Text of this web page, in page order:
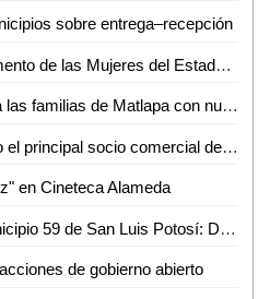
sobre entrega–recepción
Se realiza el cuarto Parlamento de las Mujeres del Estado de San Luis Potosí "Josefa Morales Meza"
Ricardo Gallardo cumple a las familias de Matlapa con nuevo camino a Zacayo
México se posiciona como el principal socio comercial de EUA
en Cineteca Alameda
Villa de Pozos será el municipio 59 de San Luis Potosí: Dip. José Luis Fernández
de gobierno abierto